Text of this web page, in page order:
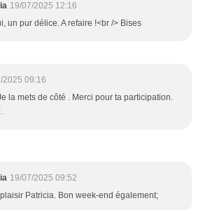
19/07/2025 12:16
un pur délice. A refaire !<br /> Bises
2025 09:16
la mets de côté . Merci pour ta participation.
19/07/2025 09:52
Patricia. Bon week-end également;